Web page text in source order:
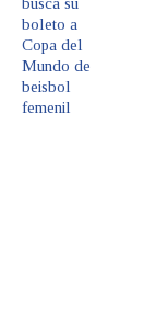
busca su
boleto a
Copa del
Mundo de
beisbol
femenil